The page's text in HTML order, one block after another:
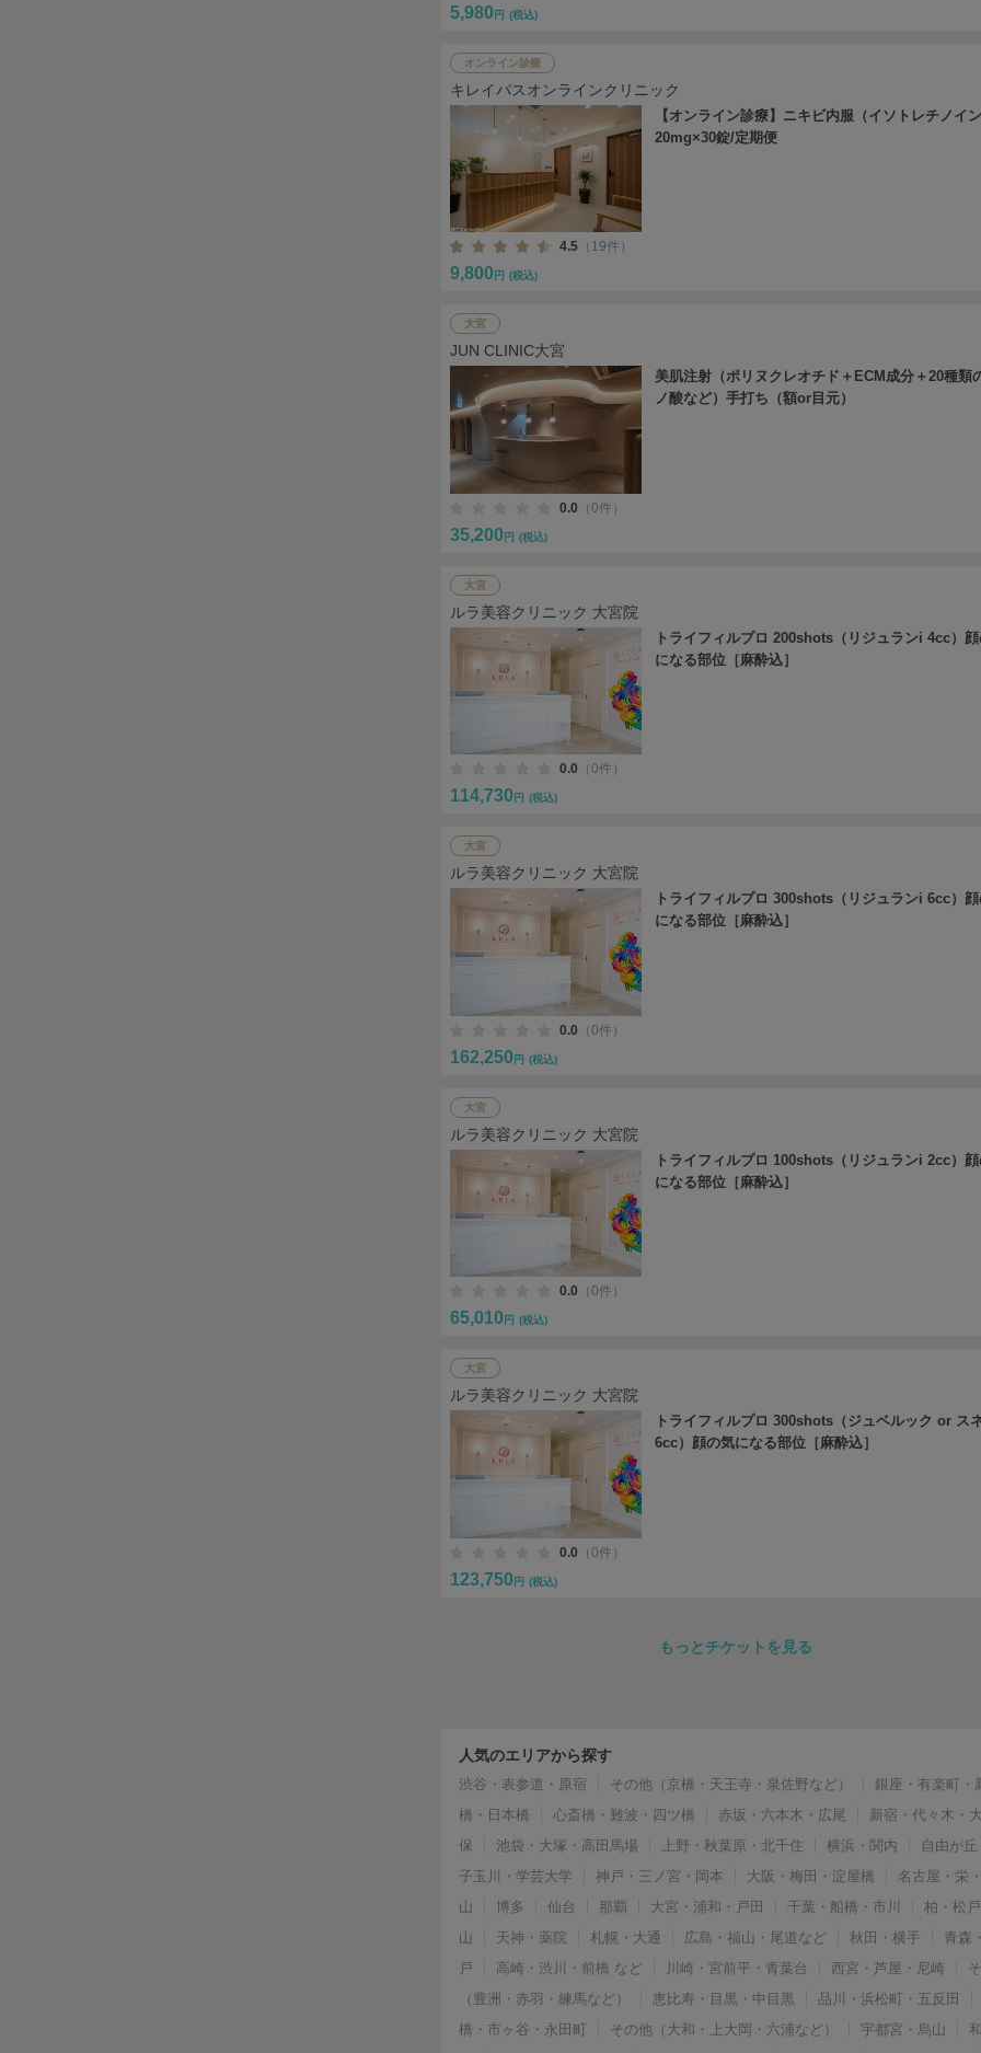
5,980 円 (税込)
オンライン診療
キレイパスオンラインクリニック
【オンライン診療】ニキビ内服（イソトレチノイ
20mg×30錠/定期便
4.5 （19件）
9,800 円 (税込)
大宮
JUN CLINIC大宮
美肌注射（ポリヌクレオチド＋ECM成分＋20種類
ノ酸など）手打ち（額or目元）
0.0 （0件）
35,200 円 (税込)
大宮
ルラ美容クリニック 大宮院
トライフィルプロ 200shots（リジュランi 4cc）
になる部位［麻酔込］
0.0 （0件）
114,730 円 (税込)
大宮
ルラ美容クリニック 大宮院
トライフィルプロ 300shots（リジュランi 6cc）
になる部位［麻酔込］
0.0 （0件）
162,250 円 (税込)
大宮
ルラ美容クリニック 大宮院
トライフィルプロ 100shots（リジュランi 2cc）
になる部位［麻酔込］
0.0 （0件）
65,010 円 (税込)
大宮
ルラ美容クリニック 大宮院
トライフィルプロ 300shots（ジュベルック or ス
6cc）顔の気になる部位［麻酔込］
0.0 （0件）
123,750 円 (税込)
もっとチケットを見る
人気のエリアから探す
渋谷・表参道・原宿 その他（京橋・天王寺・泉佐野など）
銀座・有楽町・
橋・日本橋
心斎橋・難波・四ツ橋 赤坂・六本木・広尾
新宿・代々木・
保
池袋・大塚・高田馬場 上野・秋葉原・北千住 横浜・関内
自由が
子玉川・学芸大学
神戸・三ノ宮・岡本 大阪・梅田・淀屋橋
名古屋・栄
山
博多 仙台 那覇 大宮・浦和・戸田 千葉・船橋・市川
柏・松
山
天神・薬院 札幌・大通 広島・福山・尾道など 秋田・横手
青森
戸
高崎・渋川・前橋 など 川崎・宮前平・青葉台 西宮・芦屋・尼崎
（豊洲・赤羽・練馬など）
恵比寿・目黒・中目黒
品川・浜松町・五反田
橋・市ヶ谷・永田町
その他（大和・上大岡・六浦など） 宇都宮・烏山